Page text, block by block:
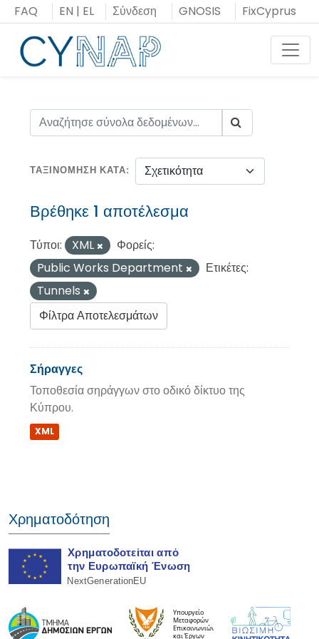
Μεταπήδηση
στο
περιεχόμενο
FAQ EN | EL Σύνδεση GNOSIS FixCyprus
ΤΑΞΙΝΌΜΗΣΗ ΚΑΤΆ
Βρέθηκε 1 αποτέλεσμα
Τύποι: XML
Φορείς:
Public Works Department
Ετικέτες:
Tunnels
Φίλτρα Αποτελεσμάτων
Σήραγγες
Τοποθεσία σηράγγων στο οδικό δίκτυο της
Κύπρου.
XML
Χρηματοδότηση